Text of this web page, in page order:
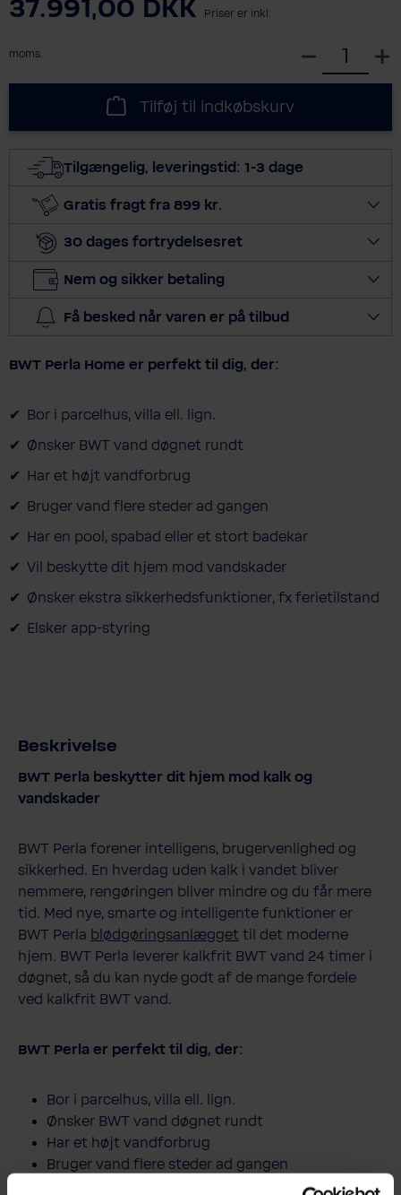
37.991,00 DKK Priser er inkl.
moms.
c
u
n
i
Tilføj til indkøbskurv
Tilgængelig, leveringstid: 1-3 dage
Gratis fragt fra 899 kr.
30 dages fortrydelsesret
Nem og sikker betaling
Få besked når varen er på tilbud
BWT Perla Home er perfekt til dig, der:
Bor i parcelhus, villa ell. lign.
Ønsker BWT vand døgnet rundt
Har et højt vandforbrug
Bruger vand flere steder ad gangen
Har en pool, spabad eller et stort badekar
Vil beskytte dit hjem mod vandskader
Ønsker ekstra sikkerhedsfunktioner, fx ferietilstand
Elsker app-styring
Beskrivelse
BWT Perla beskytter dit hjem mod kalk og
vandskader
BWT Perla forener intelligens, brugervenlighed og
sikkerhed. En hverdag uden kalk i vandet bliver
nemmere, rengøringen bliver mindre og du får mere
tid. Med nye, smarte og intelligente funktioner er
BWT Perla blødgøringsanlægget til det moderne
hjem. BWT Perla leverer kalkfrit BWT vand 24 timer i
døgnet, så du kan nyde godt af de mange fordele
ved kalkfrit BWT vand.
BWT Perla er perfekt til dig, der:
Bor i parcelhus, villa ell. lign.
Ønsker BWT vand døgnet rundt
Har et højt vandforbrug
Bruger vand flere steder ad gangen
Har en pool, spabad eller et stort badekar